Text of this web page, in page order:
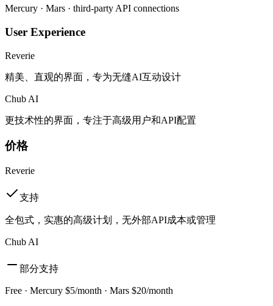
Mercury · Mars · third-party API connections
User Experience
Reverie
精美、直观的界面，专为无缝AI互动设计
Chub AI
更技术性的界面，专注于高级用户和API配置
价格
Reverie
支持
全包式，实惠的高级计划，无外部API成本或管理
Chub AI
部分支持
Free · Mercury $5/month · Mars $20/month